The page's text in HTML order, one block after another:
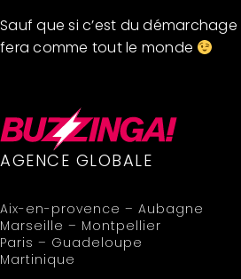
Sauf que si c’est du
fera comme tout le monde
AGENCE GLOBALE
Aix-en-provence – Aubagne
Marseille – Montpellier
Paris – Guadeloupe
Martinique